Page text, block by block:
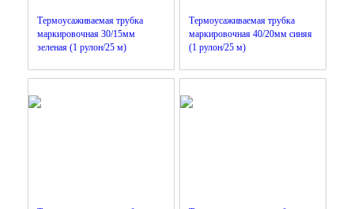
Термоусаживаемая трубка
маркировочная 30/15мм
зеленая (1 рулон/25 м)
Термоусаживаемая трубка
маркировочная 40/20мм синяя
(1 рулон/25 м)